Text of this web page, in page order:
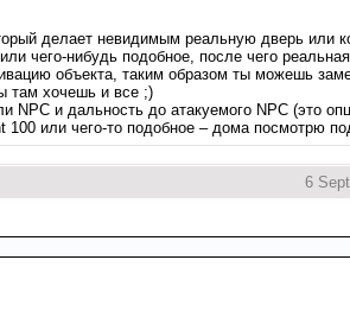
делает невидимым реальную дверь или
чего-нибудь подобное, после чего
объекта, таким образом ты можешь
там хочешь и все ;)
NPC и дальность до атакуемого NPC (это
или чего-то подобное – дома посмотрю
6